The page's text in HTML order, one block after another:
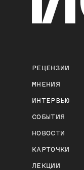
РЕЦЕНЗИИ
МНЕНИЯ
ИНТЕРВЬЮ
СОБЫТИЯ
НОВОСТИ
КАРТОЧКИ
ЛЕКЦИИ